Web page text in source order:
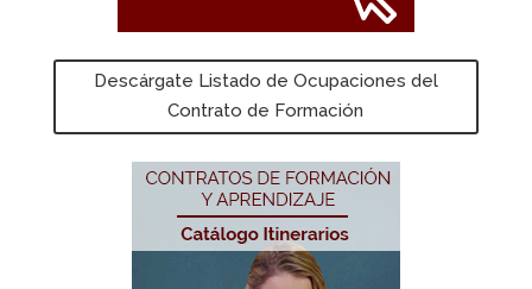
Descárgate Listado de Ocupaciones del
Contrato de Formación